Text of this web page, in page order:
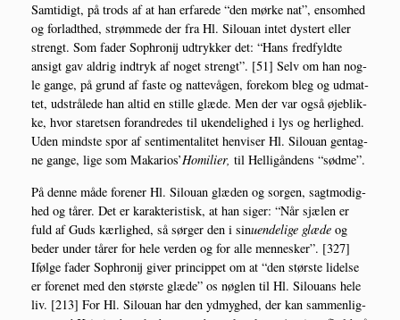
Sam­ti­digt, på trods af at han erfa­re­de “den mør­ke nat”, ensom­hed
og for­ladt­hed, strøm­me­de der fra Hl. Silou­an intet dystert eller
strengt. Som fader Sop­hro­nij udtryk­ker det: “Hans fred­fyld­te
ansigt gav aldrig ind­tryk af noget strengt”. [51] Selv om han nog­
le gan­ge, på grund af faste og nat­te­vå­gen, fore­kom bleg og udmat­
tet, udstrå­le­de han altid en stil­le glæ­de. Men der var også øje­blik­
ke, hvor sta­ret­sen for­an­dre­des til uken­de­lig­hed i lys og her­lig­hed.
Uden mind­ste spor af sen­ti­men­ta­li­tet hen­vi­ser Hl. Silou­an gen­tag­
ne gan­ge, lige som Maka­rios’Homi­li­er, til Hel­li­gån­dens “sød­me”.
På den­ne måde for­e­ner Hl. Silou­an glæ­den og sor­gen, sagt­mo­dig­
hed og tårer. Det er karak­te­ri­stisk, at han siger: “Når sjæ­len er
fuld af Guds kær­lig­hed, så sør­ger den i sinuen­de­li­ge glæ­de og
beder under tårer for hele ver­den og for alle men­ne­sker”. [327]
Iføl­ge fader Sop­hro­nij giver prin­cip­pet om at “den stør­ste lidel­se
er for­e­net med den stør­ste glæ­de” os nøg­len til Hl. Silou­ans hele
liv. [213] For Hl. Silou­an har den ydmyg­hed, der kan sam­men­lig­